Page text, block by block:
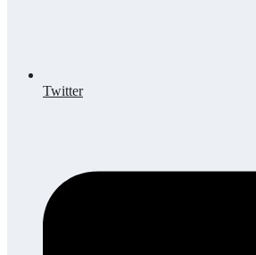
Twitter